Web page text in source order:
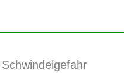
Schwindelgefahr